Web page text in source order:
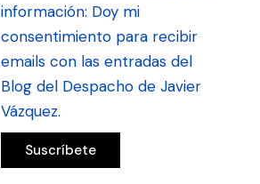
información: Doy mi
consentimiento para recibir
emails con las entradas del
Blog del Despacho de Javier
Vázquez.